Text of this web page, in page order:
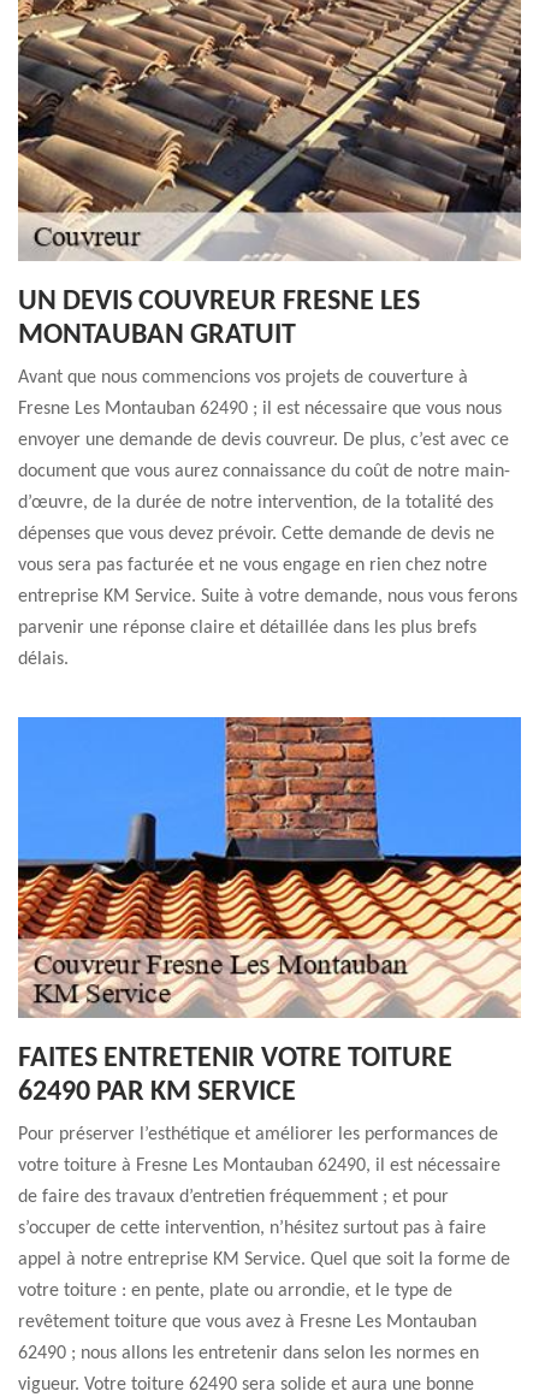
UN DEVIS COUVREUR FRESNE LES
MONTAUBAN GRATUIT
Avant que nous commencions vos projets de couverture à
Fresne Les Montauban 62490 ; il est nécessaire que vous nous
envoyer une demande de devis couvreur. De plus, c’est avec ce
document que vous aurez connaissance du coût de notre main-
d’œuvre, de la durée de notre intervention, de la totalité des
dépenses que vous devez prévoir. Cette demande de devis ne
vous sera pas facturée et ne vous engage en rien chez notre
entreprise KM Service. Suite à votre demande, nous vous ferons
parvenir une réponse claire et détaillée dans les plus brefs
délais.
FAITES ENTRETENIR VOTRE TOITURE
62490 PAR KM SERVICE
Pour préserver l’esthétique et améliorer les performances de
votre toiture à Fresne Les Montauban 62490, il est nécessaire
de faire des travaux d’entretien fréquemment ; et pour
s’occuper de cette intervention, n’hésitez surtout pas à faire
appel à notre entreprise KM Service. Quel que soit la forme de
votre toiture : en pente, plate ou arrondie, et le type de
revêtement toiture que vous avez à Fresne Les Montauban
62490 ; nous allons les entretenir dans selon les normes en
vigueur. Votre toiture 62490 sera solide et aura une bonne